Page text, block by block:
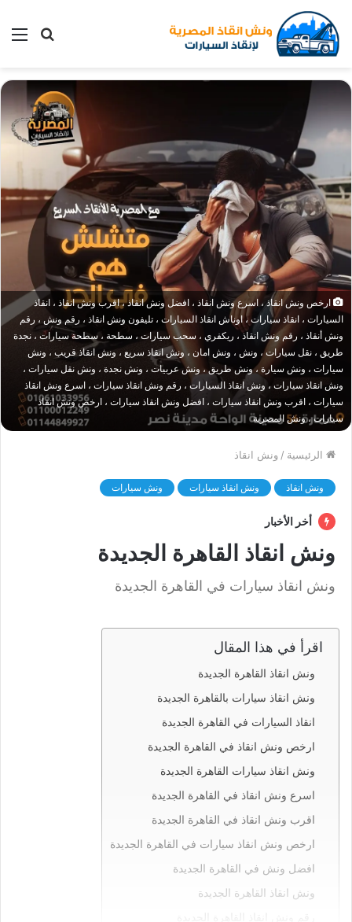
بحث
ارخص ونش انقاذ ، اسرع ونش انقاذ ، افضل ونش انقاذ ، اقرب ونش انقاذ ، انقاذ
السيارات ، انقاذ سيارات ، اوناش انقاذ السيارات ، تليفون ونش انقاذ ، رقم ونش ، رقم
ونش أنقاذ ، رقم ونش انقاذ ، ريكفري ، سحب سيارات ، سطحة ، سطحة سيارات ، نجدة
طريق ، نقل سيارات ، ونش ، ونش امان ، ونش انقاذ سريع ، ونش انقاذ قريب ، ونش
سيارات ، ونش سيارة ، ونش طريق ، ونش عربيات ، ونش نجدة ، ونش نقل سيارات ،
ونش انقاذ سيارات ، ونش انقاذ السيارات ، رقم ونش انقاذ سيارات ، اسرع ونش انقاذ
سيارات ، اقرب ونش انقاذ سيارات ، افضل ونش انقاذ سيارات ، ارخص ونش انقاذ
سيارات ، ونش المصرية
الرئيسية / ونش انقاذ
ونش انقاذ ونش انقاذ سيارات ونش سيارات
أخر الأخبار
ونش انقاذ القاهرة الجديدة
ونش انقاذ سيارات في القاهرة الجديدة
اقرأ في هذا المقال
ونش انقاذ القاهرة الجديدة
ونش انقاذ سيارات بالقاهرة الجديدة
انقاذ السيارات في القاهرة الجديدة
ارخص ونش انقاذ في القاهرة الجديدة
ونش انقاذ سيارات القاهرة الجديدة
اسرع ونش انقاذ في القاهرة الجديدة
اقرب ونش انقاذ في القاهرة الجديدة
ارخص ونش انقاذ سيارات في القاهرة الجديدة
افضل ونش في القاهرة الجديدة
ونش انقاذ القاهرة الجديدة